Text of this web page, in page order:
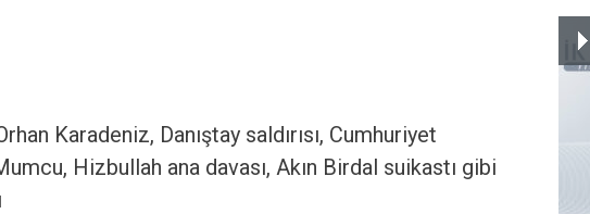
Karadeniz, Danıştay saldırısı, Cumhuriyet
Hizbullah ana davası, Akın Birdal suikastı gibi